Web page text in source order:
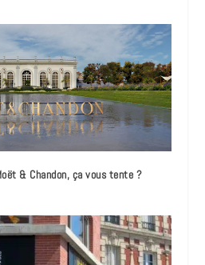
& Chandon, ça vous tente ?